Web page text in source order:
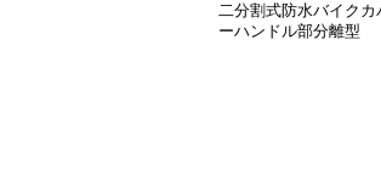
二分割式防水バイクカ
ーハンドル部分離型